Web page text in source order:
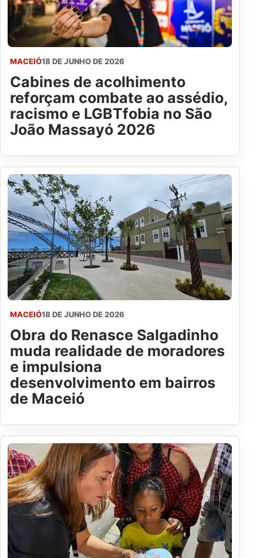
MACEIÓ18 DE JUNHO DE 2026
Cabines de acolhimento
reforçam combate ao assédio,
racismo e LGBTfobia no São
João Massayó 2026
MACEIÓ18 DE JUNHO DE 2026
Obra do Renasce Salgadinho
muda realidade de moradores
e impulsiona
desenvolvimento em bairros
de Maceió